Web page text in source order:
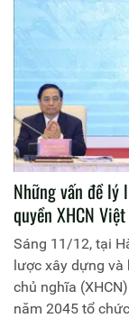
Những vấn đề lý
quyền XHCN
Sáng 11/12, tại
lược xây dựng và
chủ nghĩa
năm 2045 tổ